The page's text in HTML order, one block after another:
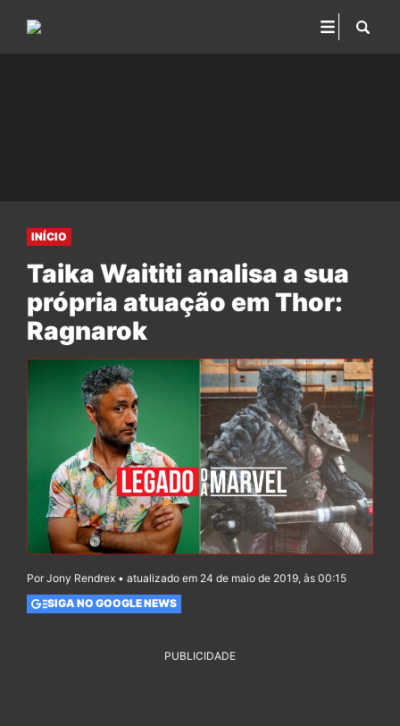
INÍCIO
Taika Waititi analisa a sua
própria atuação em Thor:
Ragnarok
Por Jony Rendrex • atualizado em 24 de maio de 2019, às 00:15
SIGA NO GOOGLE NEWS
PUBLICIDADE